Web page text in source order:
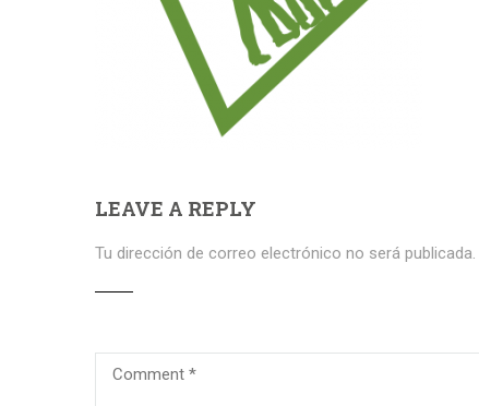
LEAVE A REPLY
Tu dirección de correo electrónico no será publicada.